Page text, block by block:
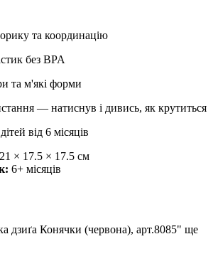
та координацію
без BPA
та м'які форми
— натиснув і дивись, як крутиться
від 6 місяців
21 × 17.5 × 17.5 см
6+ місяців
дзиґа Конячки (червона), арт.8085" ще